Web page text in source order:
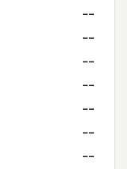
--
--
--
--
--
--
--